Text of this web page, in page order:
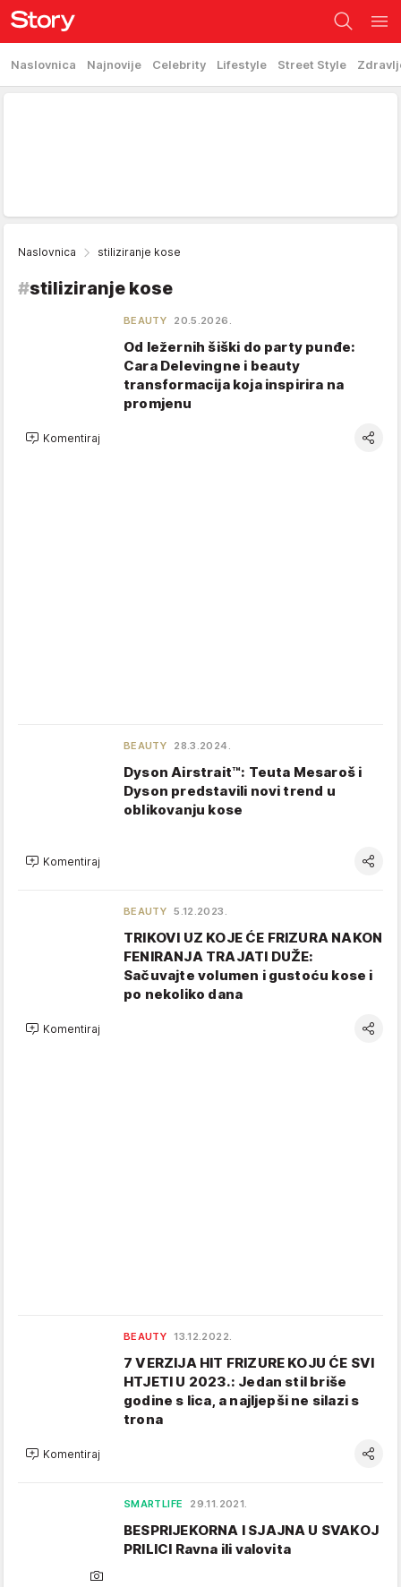
Naslovnica Najnovije Celebrity Lifestyle Street Style
Naslovnica stiliziranje kose
#stiliziranje kose
BEAUTY 20.5.2026.
Od ležernih šiški do party punđe:
Cara Delevingne i beauty
transformacija koja inspirira na
promjenu
Komentiraj
BEAUTY 28.3.2024.
Dyson Airstrait™: Teuta Mesaroš i
Dyson predstavili novi trend u
oblikovanju kose
Komentiraj
BEAUTY 5.12.2023.
TRIKOVI UZ KOJE ĆE FRIZURA NAKON
FENIRANJA TRAJATI DUŽE:
Sačuvajte volumen i gustoću kose i
po nekoliko dana
Komentiraj
BEAUTY 13.12.2022.
7 VERZIJA HIT FRIZURE KOJU ĆE SVI
HTJETI U 2023.: Jedan stil briše
godine s lica, a najljepši ne silazi s
trona
Komentiraj
SMARTLIFE 29.11.2021.
BESPRIJEKORNA I SJAJNA U SVAKOJ
PRILICI Ravna ili valovita